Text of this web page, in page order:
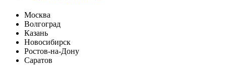
Москва
Волгоград
Казань
Новосибирск
Ростов-на-Дону
Саратов